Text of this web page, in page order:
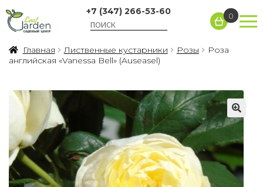
+7 (347) 266-53-60 0
Главная Лиственные кустарники Розы
Роза
английская «Vanessa Bell» (Auseasel)